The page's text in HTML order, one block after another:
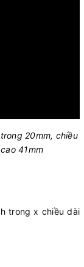
20mm, chiều
41mm
trong x chiều dài